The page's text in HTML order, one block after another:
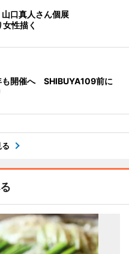
口真人さん個展
性描く
も開催へ SHIBUYA109前に
る